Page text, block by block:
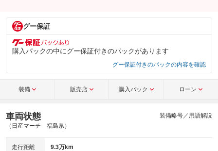
グー保証
購入パックの中にグー保証付きのパックがあります
グー保証付きのパックの内容を確認
装備 販売店 購入パック ローン
車両状態
（日産マーチ 福島県）
装備略号／用語解説
走行距離 9.3万km